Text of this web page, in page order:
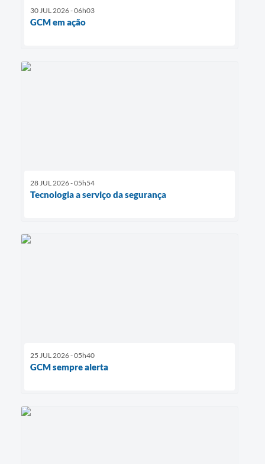
30 JUL 2026 - 06h03
GCM em ação
28 JUL 2026 - 05h54
Tecnologia a serviço da segurança
25 JUL 2026 - 05h40
GCM sempre alerta